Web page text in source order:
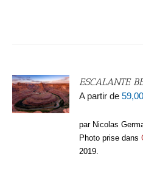
ESCALANTE
A partir de
par Nicolas
Photo prise dans
2019.